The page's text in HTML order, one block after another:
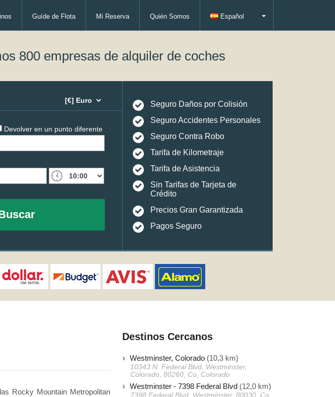
Guíde de Flota Mi Reserva Quién Somos Español
800 empresas de alquiler de coches
Devolver en un punto diferente
Seguro Daños por Colisión
Seguro Accidentes Personales
Seguro Contra Robo
Tarifa de Kilometraje
Tarifa de Asistencia
Sin Tarifas de Tarjeta de
Crédito
Precios Gran Garantizada
Pagos Seguro
Rocky Mountain Metropolitan
Destinos Cercanos
Westminster, Colorado (10,3 km)
10343 N. Federal Blvd, Westminster,
Colorado, 80260, Co, Colorado
Westminster - 7398 Federal Blvd (12,0 km)
7398 Federal Blvd, Westminster, 80030, Co,